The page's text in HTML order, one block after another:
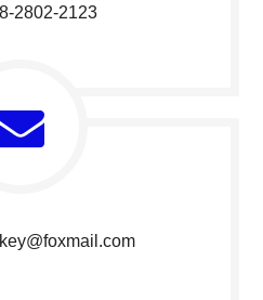
2802-2123​​​​​​​